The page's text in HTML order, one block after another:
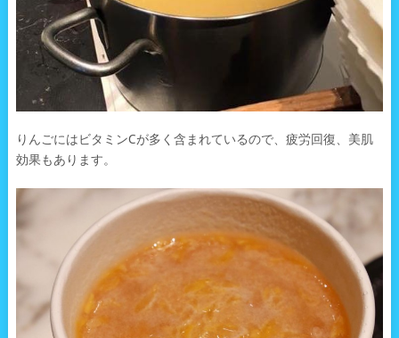
りんごにはビタミンCが多く含まれているので、疲労回復、美肌
効果もあります。